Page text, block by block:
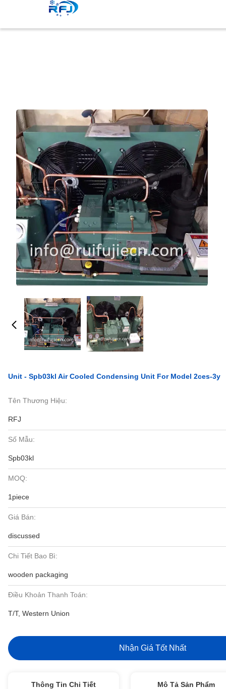
Unit - Spb03kl Air Cooled Condensing Unit For Model 2ces-3y
Tên Thương Hiệu:
RFJ
Số Mẫu:
Spb03kl
MOQ:
1piece
Giá Bán:
discussed
Chi Tiết Bao Bì:
wooden packaging
Điều Khoản Thanh Toán:
T/T, Western Union
Nhận Giá Tốt Nhất
Thông Tin Chi Tiết Mô Tả Sản Phẩm